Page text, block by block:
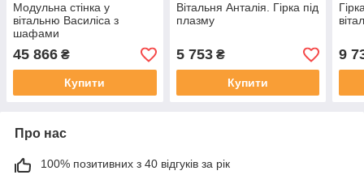
Модульна стінка у
вітальню Василіса з
шафами
45 866 ₴
Купити
Вітальня Анталія. Гірка під
плазму
5 753₴
Купити
9
Про нас
100% позитивних з 40 відгуків за рік